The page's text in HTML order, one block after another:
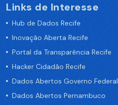
Links de Interesse
Hub de Dados Recife
Inovação Aberta Recife
Portal da Transparência Recife
Hacker Cidadão Recife
Dados Abertos Governo Federal
Dados Abertos Pernambuco